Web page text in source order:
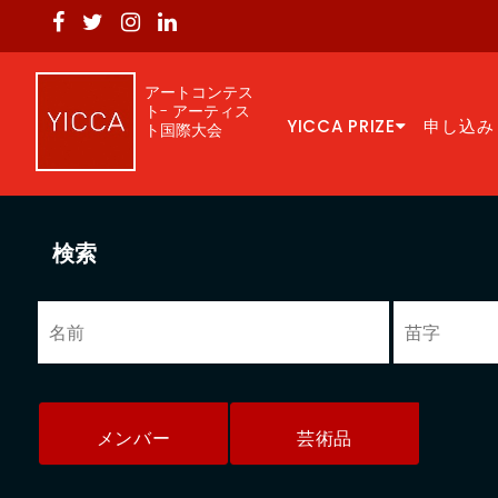
アートコンテス
ト- アーティス
ト国際大会
YICCA PRIZE 申し込み
検索
メンバー 芸術品